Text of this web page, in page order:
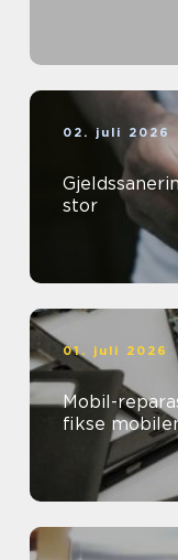
02. juli 2026
Gjeldssanering når gjelden har
stor
01. juli 2026
Mobil-
fikse